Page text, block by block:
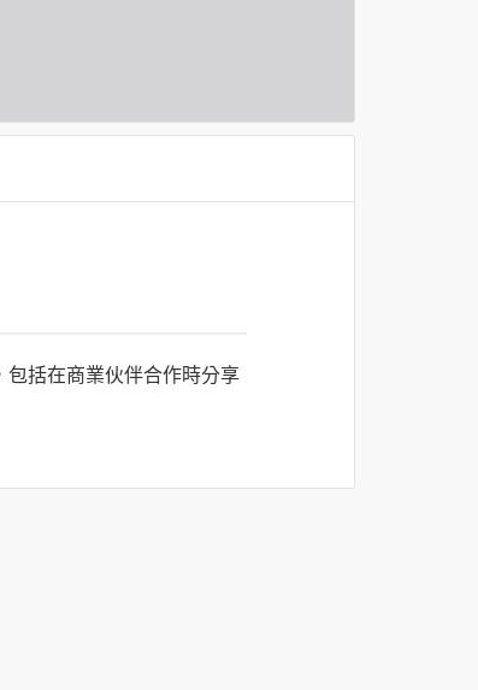
包括在商業伙伴合作時分享
個人資訊，這些廣告廠商
下，不適用於何時旅行社